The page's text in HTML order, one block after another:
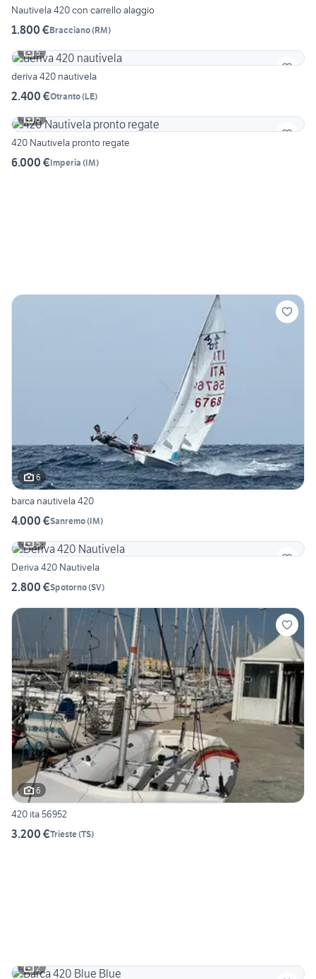
Nautivela 420 con carrello alaggio
1.800 €Bracciano(RM)
5
deriva 420 nautivela
2.400 €Otranto(LE)
5
420 Nautivela pronto regate
6.000 €Imperia (IM)
6
barca nautivela 420
4.000 €Sanremo(IM)
5
Deriva 420 Nautivela
2.800 €Spotorno(SV)
6
420 ita 56952
3.200 €Trieste(TS)
2